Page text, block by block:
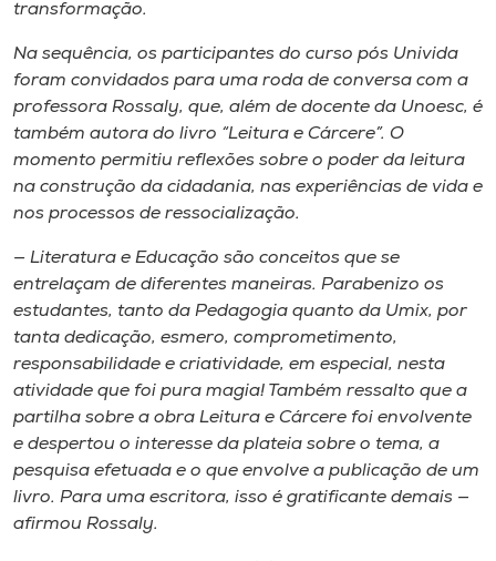
transformação.
Na sequência, os participantes do curso pós Univida
foram convidados para uma roda de conversa com a
professora Rossaly, que, além de docente da Unoesc, é
também autora do livro “Leitura e Cárcere”. O
momento permitiu reflexões sobre o poder da leitura
na construção da cidadania, nas experiências de vida e
nos processos de ressocialização.
— Literatura e Educação são conceitos que se
entrelaçam de diferentes maneiras. Parabenizo os
estudantes, tanto da Pedagogia quanto da Umix, por
tanta dedicação, esmero, comprometimento,
responsabilidade e criatividade, em especial, nesta
atividade que foi pura magia! Também ressalto que a
partilha sobre a obra Leitura e Cárcere foi envolvente
e despertou o interesse da plateia sobre o tema, a
pesquisa efetuada e o que envolve a publicação de um
livro. Para uma escritora, isso é gratificante demais —
afirmou Rossaly.